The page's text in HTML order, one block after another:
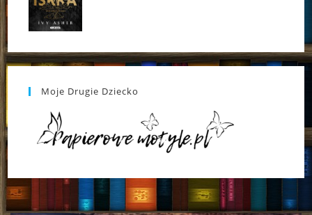
Moje Drugie Dziecko